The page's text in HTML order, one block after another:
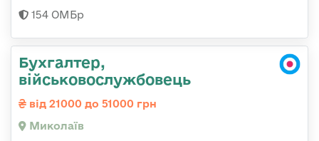
154 ОМБр
Бухгалтер,
військовослужбовець
від 21000 до 51000 грн
Миколаїв